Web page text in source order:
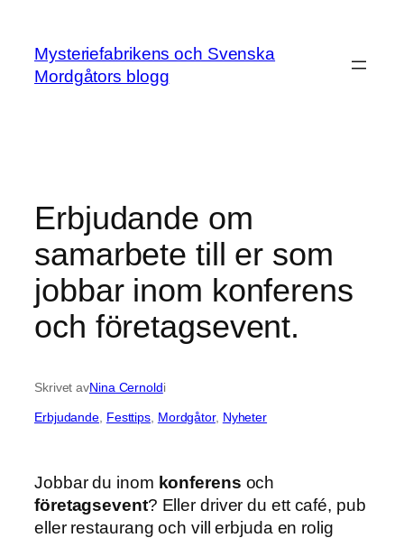
innehåll
Mysteriefabrikens och Svenska
Mordgåtors blogg
Erbjudande om
samarbete till er som
jobbar inom konferens
och företagsevent.
Skrivet avNina Cernoldi
Erbjudande Festtips Mordgåtor, Nyheter
Jobbar du inom konferens och
företagsevent? Eller driver du ett café, pub
eller restaurang och vill erbjuda en rolig